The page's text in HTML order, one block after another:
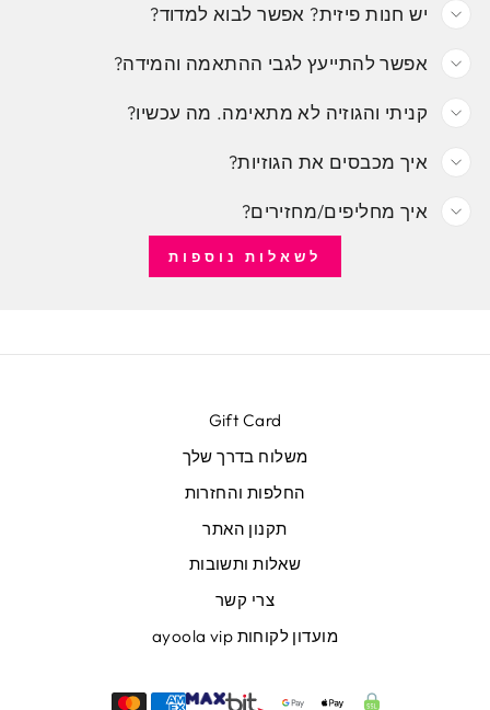
יש חנות פיזית? אפשר לבוא למדוד?
אפשר להתייעץ לגבי ההתאמה והמידה?
קניתי והגוזיה לא מתאימה. מה עכשיו?
איך מכבסים את הגוזיות?
איך מחליפים/מחזירים?
לשאלות נוספות
Gift Card
משלוח בדרך שלך
החלפות והחזרות
תקנון האתר
שאלות ותשובות
צרי קשר
מועדון לקוחות ayoola vip